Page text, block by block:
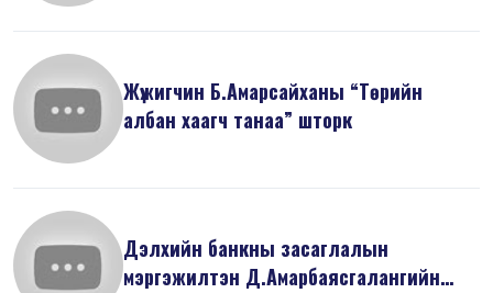
Жүжигчин Б.Амарсайханы “Төрийн
албан хаагч танаа” шторк
Дэлхийн банкны засаглалын
мэргэжилтэн Д.Амарбаясгалангийн